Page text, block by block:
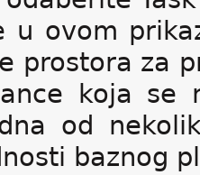
u ovom
prostora za
koja se
od
baznog